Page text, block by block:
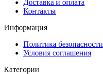
Доставка и оплата
Контакты
Информация
Политика безопасности
Условия соглашения
Категории